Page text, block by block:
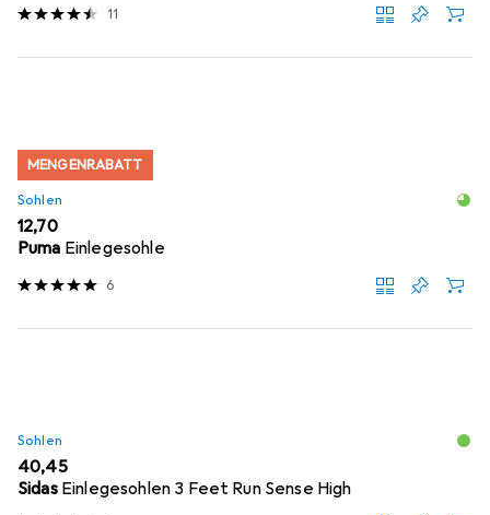
11
MENGENRABATT
Sohlen
EUR
12,70
Puma Einlegesohle
6
Sohlen
EUR
40,45
Sidas Einlegesohlen 3 Feet Run Sense High